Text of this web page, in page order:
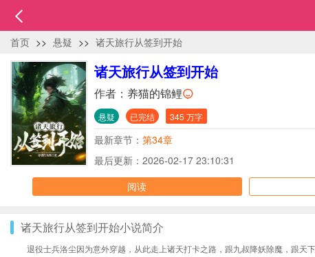
首页 >> 悬疑 >> 诸天旅行从签到开始
诸天旅行从签到开始
作者： 养猫的锦鲤
悬疑 已完结 345 万字
最新章节： 第34章
最后更新：2026-02-17 23:10:31
阅读
诸天旅行从签到开始小说简介
退役士兵洛尘因为意外穿越，从此走上诸天打卡之路，跟九叔降妖除魔，跟天